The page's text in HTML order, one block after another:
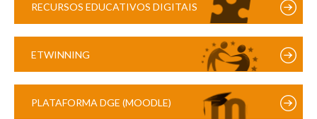
RECURSOS EDUCATIVOS DIGITAIS
ETWINNING
PLATAFORMA DGE (MOODLE)